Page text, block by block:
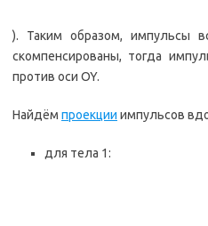
). Таким образом, импульсы
скомпенсированы, тогда
против оси OY.
Найдём проекции импульсов
для тела 1: